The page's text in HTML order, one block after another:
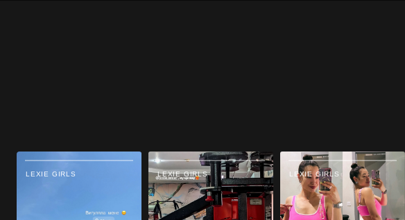
LEXIE GIRLS LEXIE GIRLS LEXIE GIRLS